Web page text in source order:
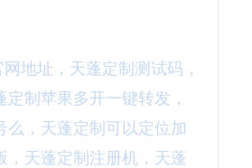
地址，天蓬定制测试码，
制苹果多开一键转发，
，天蓬定制可以定位加
，天蓬定制注册机，天蓬